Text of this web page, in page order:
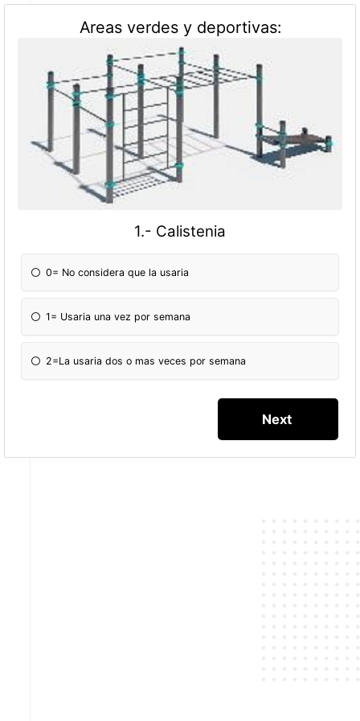
Areas verdes y deportivas:
1.- Calistenia
0= No considera que la usaria
1= Usaria una vez por semana
2=La usaria dos o mas veces por semana